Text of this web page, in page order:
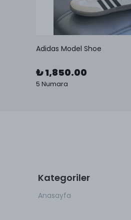
Adidas Model Shoe
₺ 1,850.00
5 Numara
Kategoriler
Anasayfa